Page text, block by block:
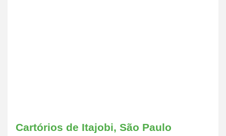
Cartórios de Itajobi, São Paulo